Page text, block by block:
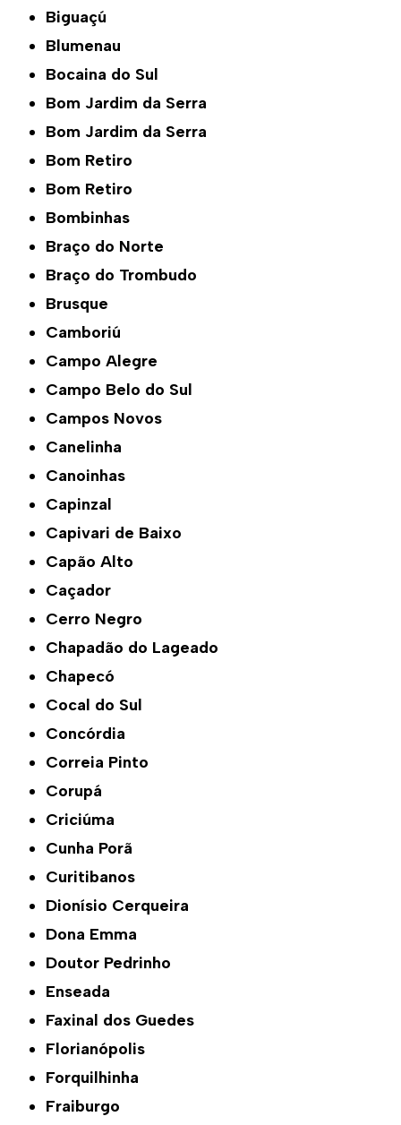
Biguaçú
Blumenau
Bocaina do Sul
Bom Jardim da Serra
Bom Jardim da Serra
Bom Retiro
Bom Retiro
Bombinhas
Braço do Norte
Braço do Trombudo
Brusque
Camboriú
Campo Alegre
Campo Belo do Sul
Campos Novos
Canelinha
Canoinhas
Capinzal
Capivari de Baixo
Capão Alto
Caçador
Cerro Negro
Chapadão do Lageado
Chapecó
Cocal do Sul
Concórdia
Correia Pinto
Corupá
Criciúma
Cunha Porã
Curitibanos
Dionísio Cerqueira
Dona Emma
Doutor Pedrinho
Enseada
Faxinal dos Guedes
Florianópolis
Forquilhinha
Fraiburgo